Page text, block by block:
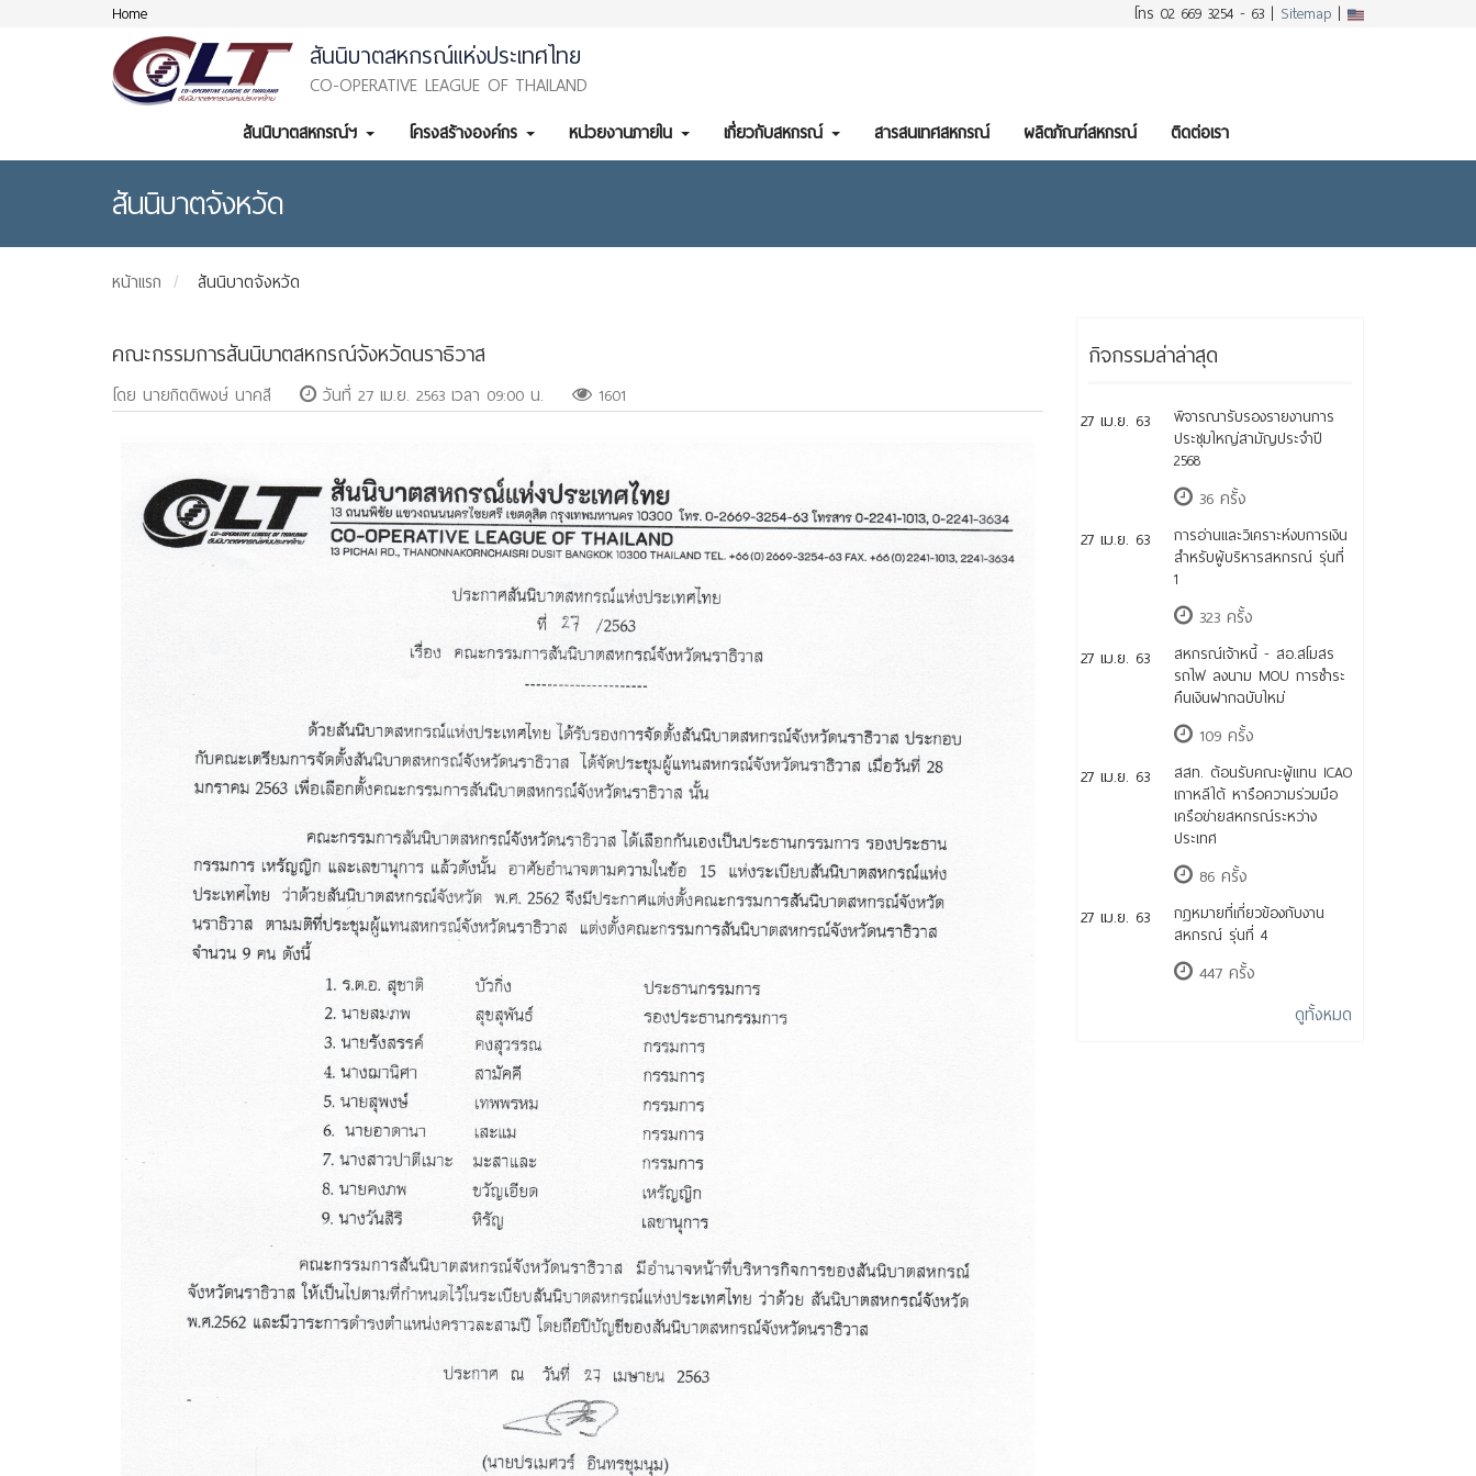
Home โทร 02 669 3254 - 63 | Sitemap |
สันนิบาตสหกรณ์แห่งประเทศไทย
CO-OPERATIVE LEAGUE OF THAILAND
สันนิบาตสหกรณ์ฯ โครงสร้างองค์กร หน่วยงานภายใน เกี่ยวกับสหกรณ์ สารสนเทศสหกรณ์ ผลิตภัณฑ์สหกรณ์ ติดต่อเรา
สันนิบาตจังหวัด
หน้าแรก สันนิบาตจังหวัด
คณะกรรมการสันนิบาตสหกรณ์จังหวัดนราธิวาส
โดย นายกิตติพงษ์ นาคสี วันที่ 27 เม.ย. 2563 เวลา 09:00 น. 1601
กิจกรรมล่าล่าสุด
27 เม.ย. 63
พิจารณารับรองรายงานการ
ประชุมใหญ่สามัญประจำปี
2568
36 ครั้ง
27 เม.ย. 63
การอ่านและวิเคราะห์งบการเงิน
สำหรับผู้บริหารสหกรณ์ รุ่นที่
1
323 ครั้ง
27 เม.ย. 63
สหกรณ์เจ้าหนี้ - สอ.สโมสร
รถไฟ ลงนาม MOU การชำระ
คืนเงินฝากฉบับใหม่
109 ครั้ง
27 เม.ย. 63
สสท. ต้อนรับคณะผู้แทน ICAO
เกาหลีใต้ หารือความร่วมมือ
เครือข่ายสหกรณ์ระหว่าง
ประเทศ
86 ครั้ง
27 เม.ย. 63
กฎหมายที่เกี่ยวข้องกับงาน
สหกรณ์ รุ่นที่ 4
447 ครั้ง
ดูทั้งหมด